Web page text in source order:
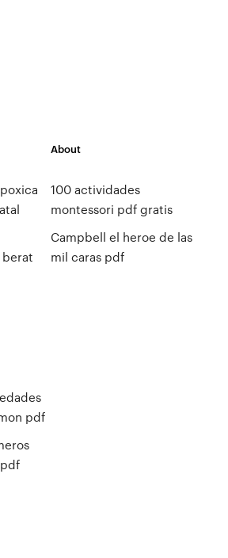
berat
About
100 actividades
montessori pdf gratis
Campbell el heroe de las
mil caras pdf
pdf